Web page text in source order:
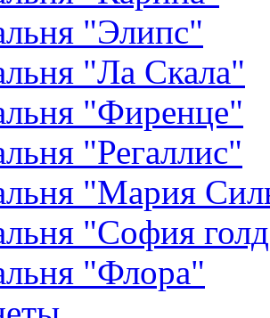
"Элипс"
"Ла Скала"
"Фиренце"
"Регаллис"
"Мария
"София
"Флора"